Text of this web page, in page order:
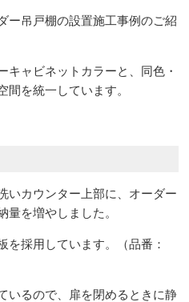
ー吊戸棚の設置施工事例のご紹
キャビネットカラーと、同色・
間を統一しています。
いカウンター上部に、オーダー
量を増やしました。
を採用しています。（品番：
いるので、扉を閉めるときに静